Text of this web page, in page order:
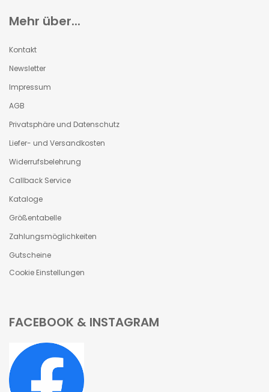
Mehr über...
Kontakt
Newsletter
Impressum
AGB
Privatsphäre und Datenschutz
Liefer- und Versandkosten
Widerrufsbelehrung
Callback Service
Kataloge
Größentabelle
Zahlungsmöglichkeiten
Gutscheine
Cookie Einstellungen
FACEBOOK & INSTAGRAM